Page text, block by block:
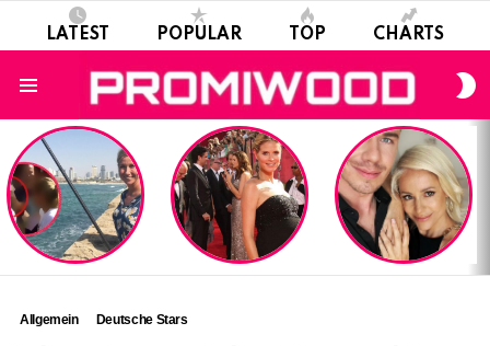
LATEST POPULAR TOP CHARTS
LATEST
STORIES
Allgemein Deutsche Stars